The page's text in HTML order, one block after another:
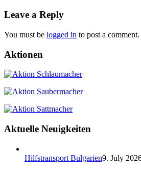
Leave a Reply
You must be logged in to post a comment.
Aktionen
Aktuelle Neuigkeiten
Hilfstransport Bulgarien9. July